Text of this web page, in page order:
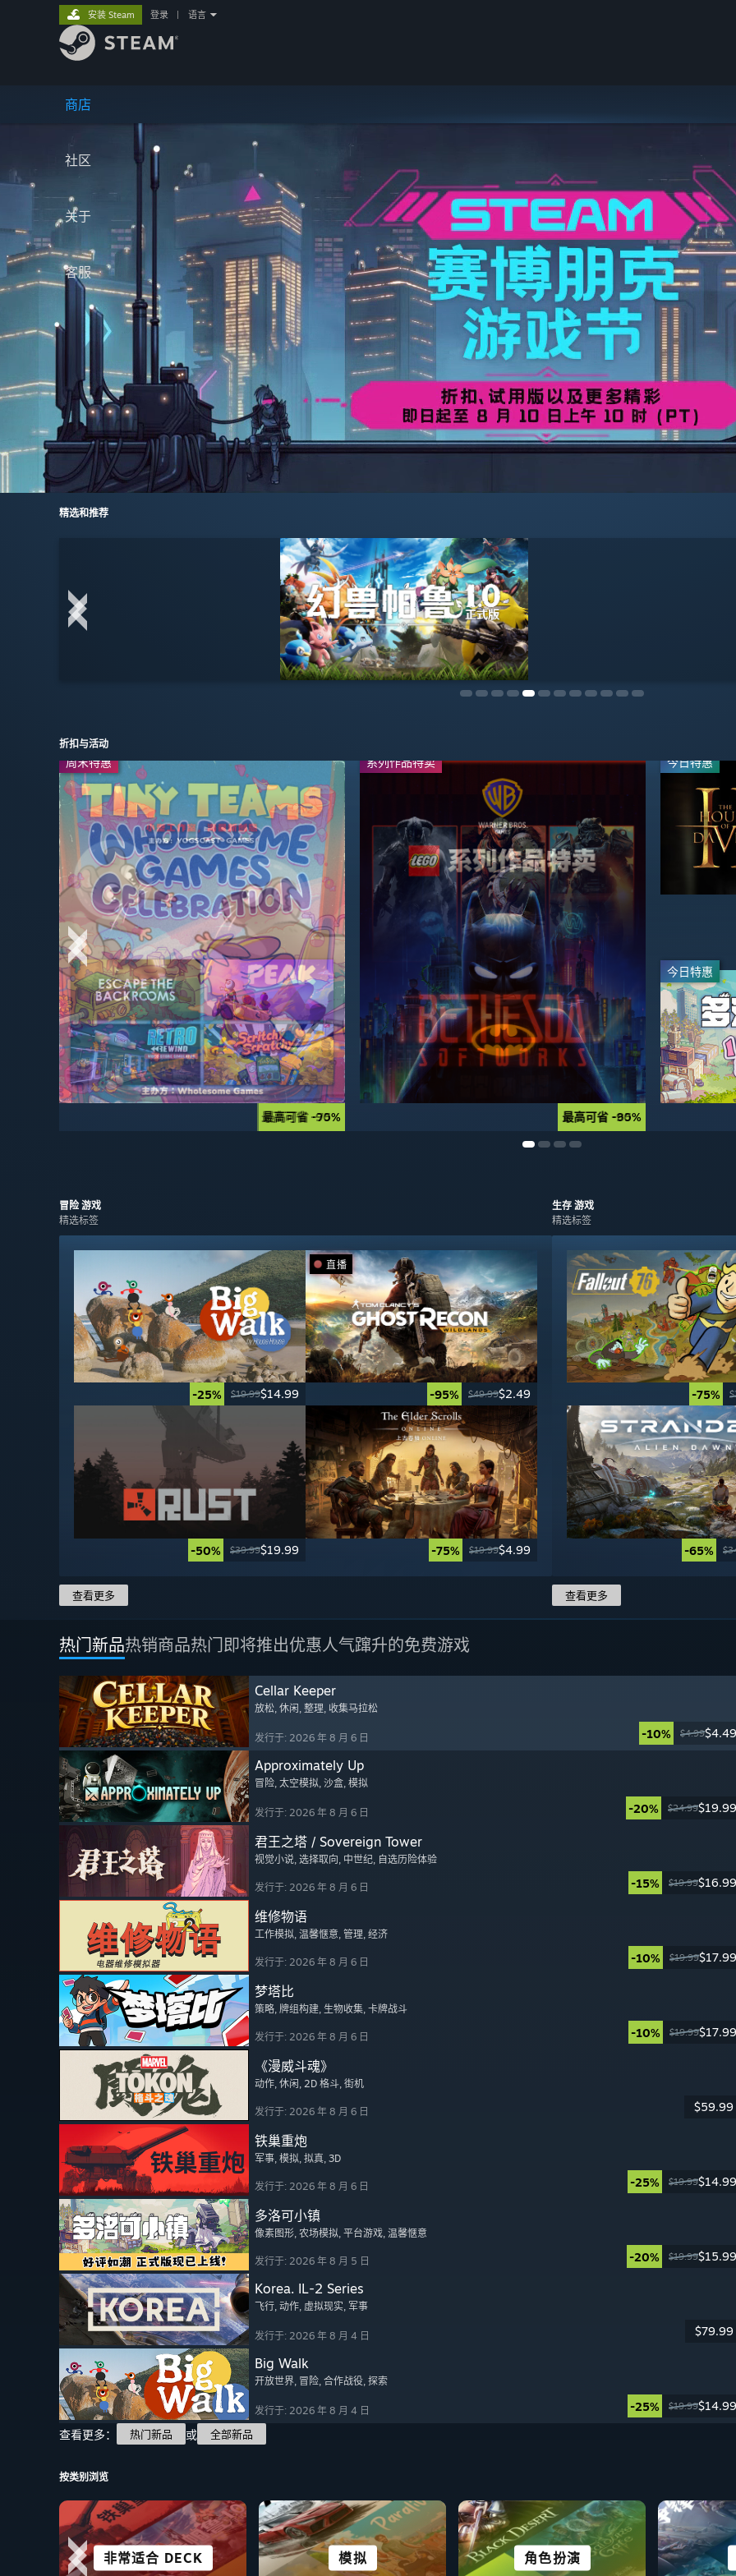
商店
社区
关于
客服
安装 Steam 登录 语言
精选和推荐
折扣与活动
周末特惠
最高可省 -75%
系列作品特卖
最高可省 -90%
今日特惠
今日特惠
周末特惠
最高可省 -90%
发行商特卖
最高可省 -85%
今日特惠
今日特惠
周末特惠
-35% $14.99$9.74
今日特惠
最高可省 -80%
-70% $59.99$17.99
直播
-50% $7.99$3.99
-20% $39.99$31.99
-95%
-50% $39.99$19.99
冒险 游戏
精选标签
-25% $19.99$14.99 -95% $49.99$2.49
直播
-50% $39.99$19.99 -75% $19.99$4.99
查看更多
生存 游戏
精选标签
-75%
-65%
查看更多
热门新品热销商品热门即将推出优惠人气蹿升的免费游戏
Cellar Keeper
放松, 休闲 , 整理, 收集马拉松
发行于: 2026 年 8 月 6 日 -10% $4.99$4.49
Approximately Up
冒险, 太空模拟, 沙盒, 模拟
发行于: 2026 年 8 月 6 日 -20% $24.99$19.99
君王之塔 / Sovereign Tower
视觉小说, 选择取向, 中世纪, 自选历险体验
发行于: 2026 年 8 月 6 日 -15% $19.99$16.99
维修物语
工作模拟, 温馨惬意, 管理, 经济
发行于: 2026 年 8 月 6 日 -10% $19.99$17.99
梦塔比
策略, 牌组构建, 生物收集, 卡牌战斗
发行于: 2026 年 8 月 6 日 -10% $19.99$17.99
《漫威斗魂》
动作, 休闲 , 2D 格斗, 街机
发行于: 2026 年 8 月 6 日 $59.99
铁巢重炮
军事, 模拟, 拟真, 3D
发行于: 2026 年 8 月 6 日 -25% $19.99$14.99
多洛可小镇
像素图形, 农场模拟, 平台游戏, 温馨惬意
发行于: 2026 年 8 月 5 日 -20% $19.99$15.99
Korea. IL-2 Series
飞行, 动作, 虚拟现实, 军事
发行于: 2026 年 8 月 4 日 $79.99
Big Walk
开放世界, 冒险, 合作战役, 探索
发行于: 2026 年 8 月 4 日 -25% $19.99$14.99
查看更多： 热门新品 或 全部新品
按类别浏览
非常适合 DECK 模拟 角色扮演
科幻及赛博朋克 动作 类 ROGUE
格斗 生存 开放世界
竞速 休闲 VR 作品